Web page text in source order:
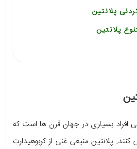
پلانتین
پلانتین
افراد بسیاری در جهان قرن ها است که
کنند. پلانتین منبعی غنی از کربوهیدارت